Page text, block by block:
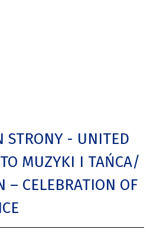
STRONY - UNITED
MUZYKI I TAŃCA/
– CELEBRATION OF